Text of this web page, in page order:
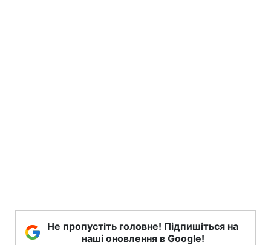
Не пропустіть головне! Підпишіться на
наші оновлення в Google!